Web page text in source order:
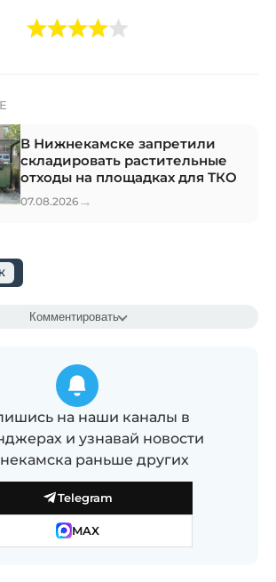
В Нижнекамске запретили
складировать растительные
отходы на площадках для ТКО
07.08.2026 →
Комментировать
на наши каналы в
и узнавай новости
раньше других
Telegram
MAX